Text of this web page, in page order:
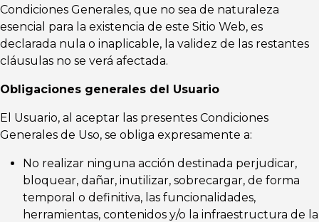
Condiciones Generales, que no sea de naturaleza
esencial para la existencia de este Sitio Web, es
declarada nula o inaplicable, la validez de las restantes
cláusulas no se verá afectada.
Obligaciones generales del Usuario
El Usuario, al aceptar las presentes Condiciones
Generales de Uso, se obliga expresamente a:
No realizar ninguna acción destinada perjudicar,
bloquear, dañar, inutilizar, sobrecargar, de forma
temporal o definitiva, las funcionalidades,
herramientas, contenidos y/o la infraestructura de la